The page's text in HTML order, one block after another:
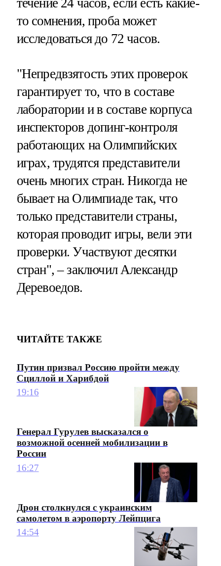
то сомнения, проба может
исследоваться до 72 часов.
"Непредвзятость этих проверок
гарантирует то, что в составе
лаборатории и в составе корпуса
инспекторов допинг-контроля
работающих на Олимпийских
играх, трудятся представители
очень многих стран. Никогда не
бывает на Олимпиаде так, что
только представители страны,
которая проводит игры, вели эти
проверки. Участвуют десятки
стран", – заключил Александр
Деревоедов.
ЧИТАЙТЕ ТАКЖЕ
Путин призвал Россию пройти между
Сциллой и Харибдой
19:16
Генерал Гурулев высказался о
возможной осенней мобилизации в
России
16:27
Дрон столкнулся с украинским
самолетом в аэропорту Лейпцига
14:54